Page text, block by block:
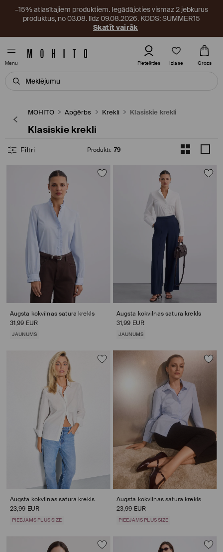
–15% atlasītajiem produktiem. Iegādājoties vismaz 2 jebkurus
produktus, no 03.08. līdz 09.08.2026. KODS: SUMMER15
Skatīt vairāk
Menu Pieteikties Izlase Grozs
MOHITO Apģērbs Krekli Klasiskie krekli
Klasiskie krekli
Filtri Produkti: 79
Augsta kokvilnas satura krekls
31,99 EUR
JAUNUMS
Augsta kokvilnas satura krekls
31,99 EUR
JAUNUMS
Augsta kokvilnas satura krekls
23,99 EUR
PIEEJAMS PLUS SIZE
Augsta kokvilnas satura krekls
23,99 EUR
PIEEJAMS PLUS SIZE